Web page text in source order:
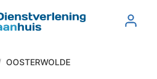
OOSTERWOLDE